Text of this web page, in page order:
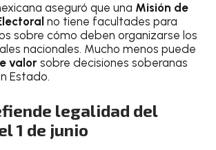
aseguró que una Misión de
no tiene facultades para
sobre cómo deben organizarse los
nacionales. Mucho menos puede
valorsobre decisiones soberanas
Estado.
legalidad del
1 de junio